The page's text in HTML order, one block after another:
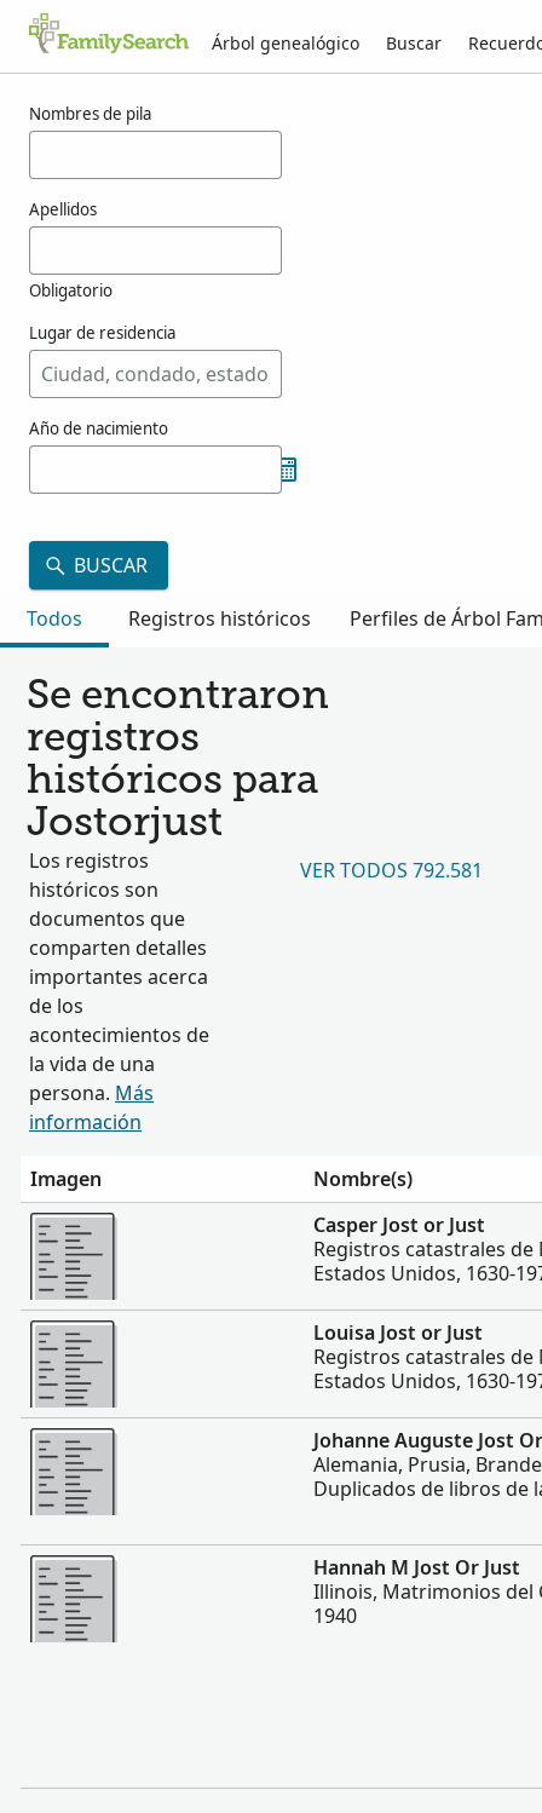
Árbol genealógico Buscar
Nombres de pila
Apellidos
Obligatorio
Lugar de residencia
Año de nacimiento
BUSCAR
Todos
Registros históricos Perfiles de Árbol
Se encontraron
registros
históricos para
Jostorjust
Los registros
históricos son
documentos que
comparten detalles
importantes acerca
de los
acontecimientos de
la vida de una
persona. Más
información
VER TODOS 792.581
Imagen
Nombre(s)
Más
Casper Jost or Just
Registros catastrales de
Estados Unidos, 1630-
Más
Louisa Jost or Just
Registros catastrales de
Estados Unidos, 1630-
Más
Johanne Auguste Jost
Alemania, Prusia,
Duplicados de libros de
Más
Hannah M Jost Or Just
Illinois, Matrimonios del
1940